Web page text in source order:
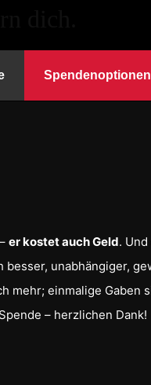
Spendenoptionen
er kostet auch Geld.
unabhängiger,
mehr; einmalige
– herzlichen Dank!